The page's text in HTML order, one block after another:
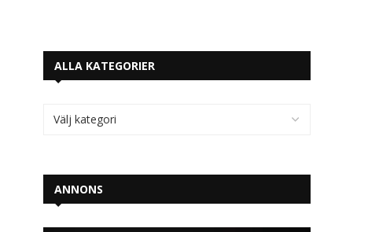
ALLA KATEGORIER
ANNONS